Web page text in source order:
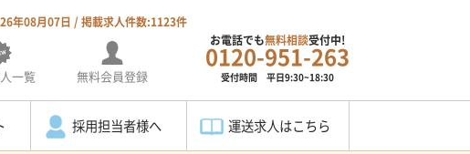
年08月07日 / 掲載求人件数:1123件
一覧 無料会員登録
お電話でも無料相談受付中!
0120-951-263
受付時間 平日9:30~18:30
採用担当者様へ 運送求人はこちら